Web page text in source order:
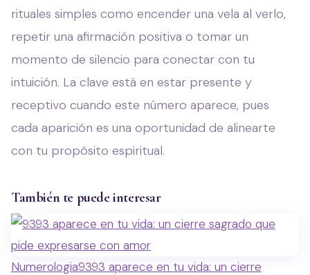
rituales simples como encender una vela al verlo,
repetir una afirmación positiva o tomar un
momento de silencio para conectar con tu
intuición. La clave está en estar presente y
receptivo cuando este número aparece, pues
cada aparición es una oportunidad de alinearte
con tu propósito espiritual.
También te puede interesar
Numerologia9393 aparece en tu vida: un cierre